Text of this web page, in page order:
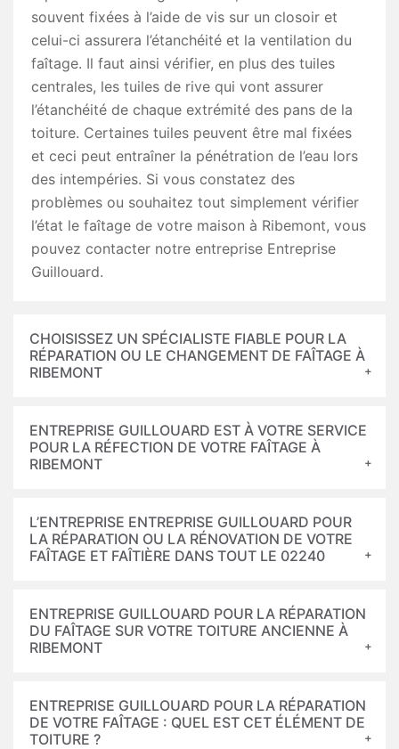
souvent fixées à l’aide de vis sur un closoir et
celui-ci assurera l’étanchéité et la ventilation du
faîtage. Il faut ainsi vérifier, en plus des tuiles
centrales, les tuiles de rive qui vont assurer
l’étanchéité de chaque extrémité des pans de la
toiture. Certaines tuiles peuvent être mal fixées
et ceci peut entraîner la pénétration de l’eau lors
des intempéries. Si vous constatez des
problèmes ou souhaitez tout simplement vérifier
l’état le faîtage de votre maison à Ribemont, vous
pouvez contacter notre entreprise Entreprise
Guillouard.
CHOISISSEZ UN SPÉCIALISTE FIABLE POUR LA
RÉPARATION OU LE CHANGEMENT DE FAÎTAGE À
RIBEMONT
ENTREPRISE GUILLOUARD EST À VOTRE SERVICE
POUR LA RÉFECTION DE VOTRE FAÎTAGE À
RIBEMONT
L’ENTREPRISE ENTREPRISE GUILLOUARD POUR
LA RÉPARATION OU LA RÉNOVATION DE VOTRE
FAÎTAGE ET FAÎTIÈRE DANS TOUT LE 02240
ENTREPRISE GUILLOUARD POUR LA RÉPARATION
DU FAÎTAGE SUR VOTRE TOITURE ANCIENNE À
RIBEMONT
ENTREPRISE GUILLOUARD POUR LA RÉPARATION
DE VOTRE FAÎTAGE : QUEL EST CET ÉLÉMENT DE
TOITURE ?